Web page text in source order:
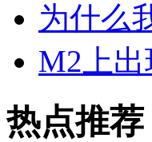
为什么
M2上出
热点推荐